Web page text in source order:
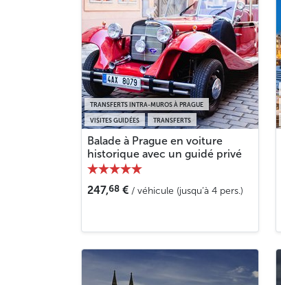
VISITES GUIDÉES TRANSFERTS
TRANSFERTS INTRA-MUROS À PRAGUE
Balade à Prague en voiture
historique avec un guidé privé
247,68 € / véhicule (jusqu’à 4 pers.)